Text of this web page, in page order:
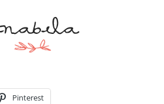
Pinterest